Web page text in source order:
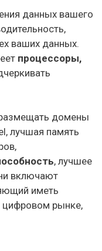
данных вашего
ваших данных.
процессоры,
домены
лучшая память
, лучшее
включают
иметь
цифровом рынке,